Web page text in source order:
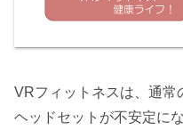
VRフィットネスは、通常
ヘッドセットが不安定に